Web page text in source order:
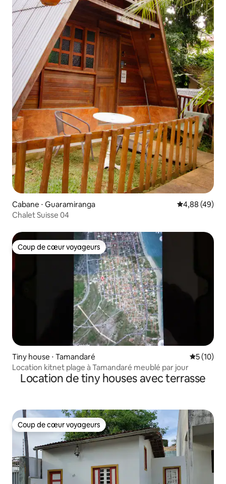
Cabane ⋅ Guaramiranga Évaluation
4,88 (49)
Chalet Suisse 04
Coup de cœur voyageurs
Coup de cœur voyageurs
Tiny house ⋅ Tamandaré
5 (10)
Location kitnet plage à Tamandaré meublé par jour
Location de tiny houses avec terrasse
Coup de cœur voyageurs
Coup de cœur voyageurs